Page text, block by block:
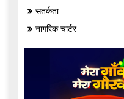
सतर्कता
नागरिक चार्टर